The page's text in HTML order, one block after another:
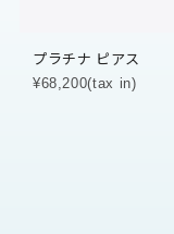
プラチナ ピアス
¥68,200(tax in)